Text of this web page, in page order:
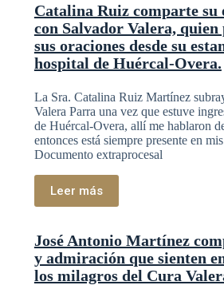
Catalina Ruiz comparte su
con Salvador Valera, quien
sus oraciones desde su
hospital de Huércal-Overa.
La Sra. Catalina Ruiz Martínez
Valera Parra una vez que estuve
de Huércal-Overa, allí me hablaron
entonces está siempre presente en
Documento extraprocesal
Leer más
José Antonio Martínez
y admiración que sienten
los milagros del Cura